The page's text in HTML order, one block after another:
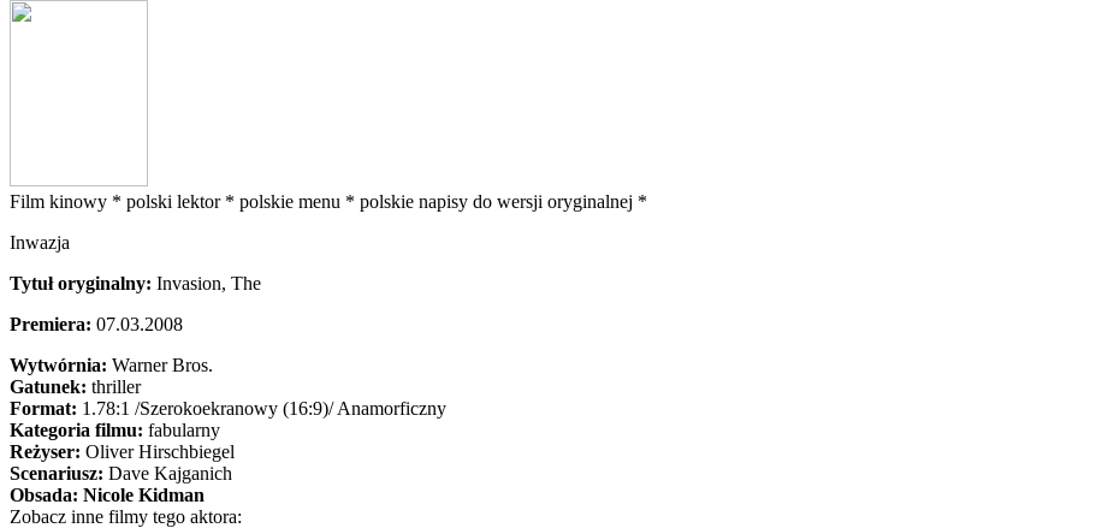
Film kinowy * polski lektor * polskie menu * polskie napisy do wersji oryginalnej *
Inwazja
Tytuł oryginalny: Invasion, The
Premiera: 07.03.2008
Wytwórnia: Warner Bros.
Gatunek: thriller
Format: 1.78:1 /Szerokoekranowy (16:9)/Anamorficzny
Kategoria filmu: fabularny
Reżyser: Oliver Hirschbiegel
Scenariusz: Dave Kajganich
Obsada: Nicole Kidman
Zobacz inne filmy tego aktora: